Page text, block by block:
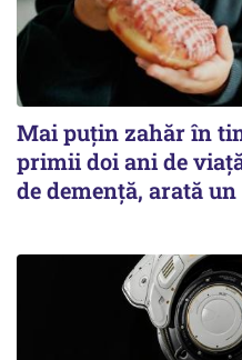
Mai puțin zahăr în
primii doi ani de
de demență, arată